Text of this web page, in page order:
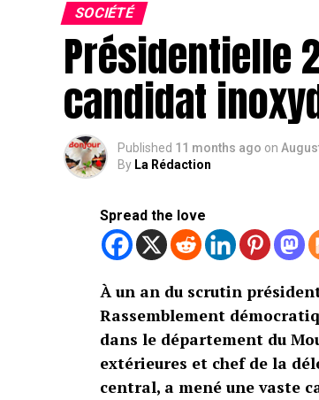
SOCIÉTÉ
Présidentielle
candidat
Published 11 months ago on
By La Rédaction
Spread the love
À un an du scrutin
Rassemblement
dans le département du
extérieures et chef de la
central, a mené une vaste